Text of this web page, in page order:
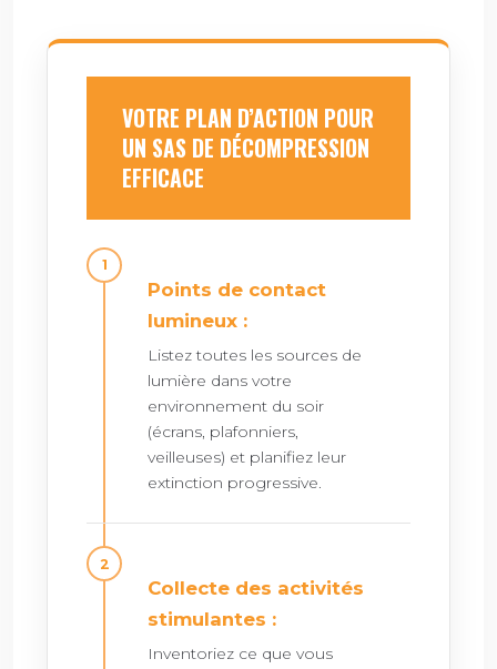
VOTRE PLAN D’ACTION POUR
UN SAS DE DÉCOMPRESSION
EFFICACE
Points de contact
lumineux :
Listez toutes les sources de
lumière dans votre
environnement du soir
(écrans, plafonniers,
veilleuses) et planifiez leur
extinction progressive.
Collecte des activités
stimulantes :
Inventoriez ce que vous